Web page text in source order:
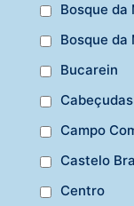
Bosque da
Bosque da
Bucarein
Cabeçudas
Campo
Castelo
Centro